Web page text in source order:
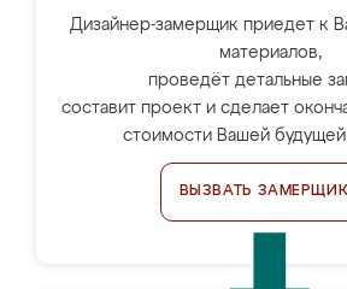
Дизайнер-замерщик приедет к
материалов,
проведёт детальные
составит проект и сделает
стоимости Вашей
ВЫЗВАТЬ